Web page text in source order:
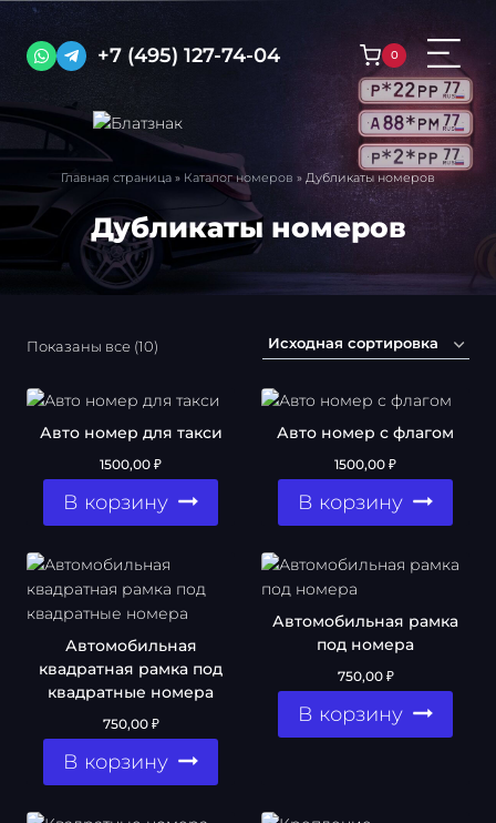
Перейти
содержимому+7 (495) 127-74-04 0
Главная страница » Каталог номеров » Дубликаты номеров
Дубликаты номеров
Показаны все (10)
Авто номер для такси
1500,00 ₽
В корзину
Авто номер с флагом
1500,00 ₽
В корзину
Автомобильная
квадратная рамка под
квадратные номера
750,00 ₽
В корзину
Автомобильная рамка
под номера
750,00 ₽
В корзину